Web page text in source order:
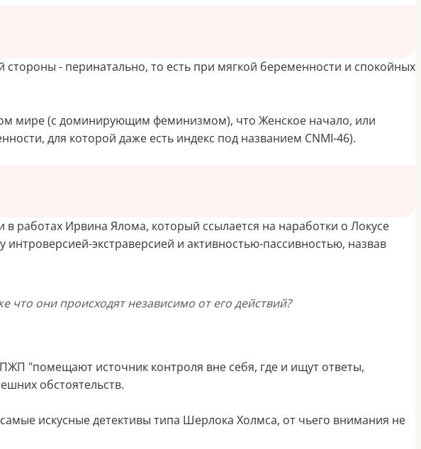
- перинатально, то есть при мягкой беременности и спокойных
мире (с доминирующим феминизмом), что Женское начало, или
для которой даже есть индекс под названием CNMI-46).
в работах Ирвина Ялома, который ссылается на наработки о Локусе
экстраверсией и активностью-пассивностью, назвав
что они происходят независимо от его действий?
ПЖП "помещают источник контроля вне себя, где и ищут ответы,
обстоятельств.
искусные детективы типа Шерлока Холмса, от чьего внимания не